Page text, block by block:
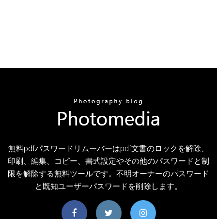
無料pdfパスワードリムーバーはpdf文書のロックを解除、
印刷、編集、コピー、書式設定やその他のパスワードと制
限を解除する無料ツールです。不明オーナーのパスワード
と既知ユーザーパスワードを削除します。